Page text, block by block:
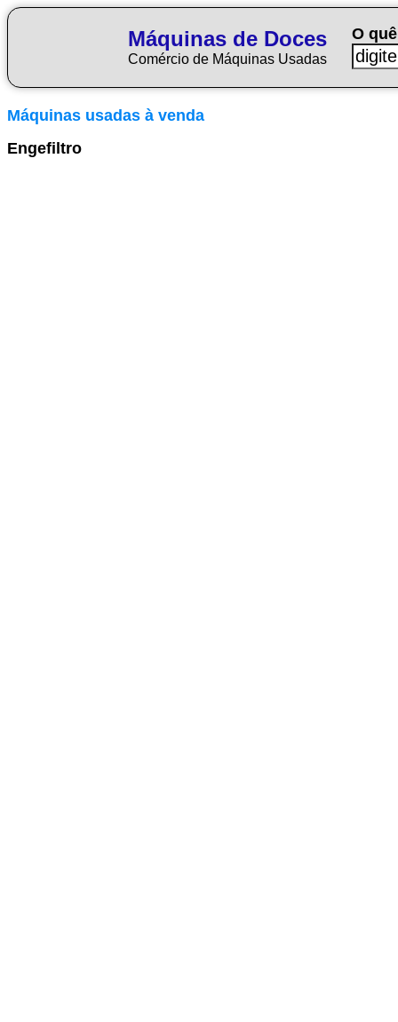
Máquinas de Doces
Comércio de Máquinas Usadas
O
Máquinas usadas à venda
Engefiltro